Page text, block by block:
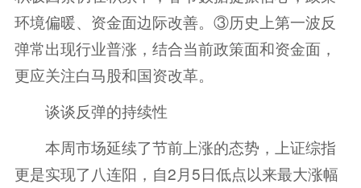
环境偏暖、资金面边际改善。③历史上第一波反
弹常出现行业普涨，结合当前政策面和资金面，
更应关注白马股和国资改革。
谈谈反弹的持续性
本周市场延续了节前上涨的态势，上证综指
更是实现了八连阳，自2月5日低点以来最大涨幅